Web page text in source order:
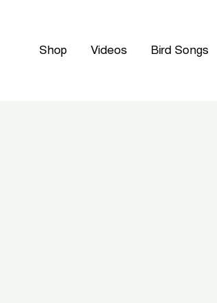
Shop Videos Bird Songs